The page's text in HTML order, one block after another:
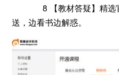
8 【教材答疑】精选
送，边看书边解惑。